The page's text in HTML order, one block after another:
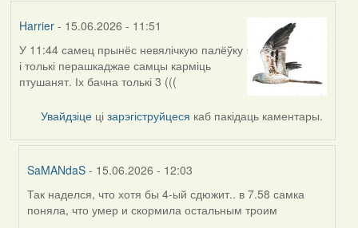
Harrier- 15.06.2026 - 11:51
У 11:44 самец прынёс невялічкую палёўку
і толькі перашкаджае самцы карміць
птушанят. Іх бачна толькі 3 (((
Увайдзіце цізарэгіструйцеся каб пакідаць каментары.
SaMANdaS - 15.06.2026 - 12:03
In
reply
Так наделся, что хотя бы 4-ый сдюжит.. в 7.58 самка
поняла, что умер и скормила остальным троим